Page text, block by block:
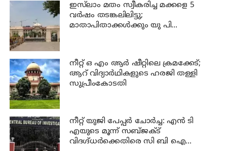
ഇസ്‍ലാം മതം സ്വീകരിച്ച മക്കളെ 5
വർഷം തടങ്കലിലിട്ടു;
മാതാപിതാക്കൾക്കും യു പി
നീറ്റ് ഒ എം ആര്‍ ഷീറ്റിലെ ക്രമക്കേട്;
ആറ് വിദ്യാര്‍ഥികളുടെ ഹരജി തള്ളി
സുപ്രീംകോടതി
നീറ്റ് യുജി പേപ്പർ ചോർച്ച: എൻ ടി
എയുടെ മൂന്ന് സബ്ജക്ട്
വിദഗ്ദ്ധർക്കെതിരെ സി ബി ഐ